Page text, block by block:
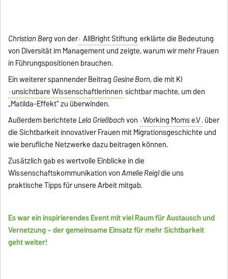
Christian Bergvon der AllBright Stiftung erklärte die Bedeutung
von Diversität im Management und zeigte, warum wir mehr Frauen
in Führungspositionen brauchen.
Ein weiterer spannender Beitrag Gesine Born, die mit KI
unsichtbare Wissenschaftlerinnen sichtbar machte, um den
„Matilda-Effekt“ zu überwinden.
Außerdem berichtete Lela Grießbachvon Working Moms e.V.über
die Sichtbarkeit innovativer Frauen mit Migrationsgeschichte und
wie berufliche Netzwerke dazu beitragen können.
Zusätzlich gab es wertvolle Einblicke in die
Wissenschaftskommunikation vonAmelie Reigldie uns
praktische Tipps für unsere Arbeit mitgab.
Es war ein inspirierendes Event mit viel Raum für Austausch und
Vernetzung – der gemeinsame Einsatz für mehr Sichtbarkeit
geht weiter!